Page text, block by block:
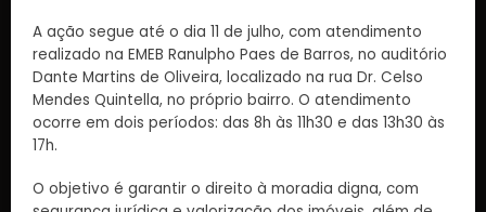
A ação segue até o dia 11 de julho, com atendimento
realizado na EMEB Ranulpho Paes de Barros, no auditório
Dante Martins de Oliveira, localizado na rua Dr. Celso
Mendes Quintella, no próprio bairro. O atendimento
ocorre em dois períodos: das 8h às 11h30 e das 13h30 às
17h.
O objetivo é garantir o direito à moradia digna, com